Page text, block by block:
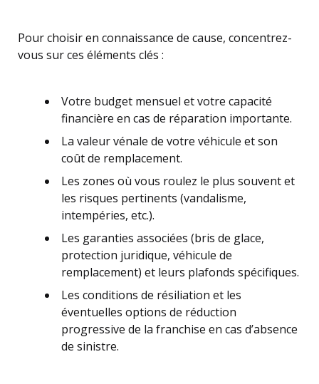
Pour choisir en connaissance de cause, concentrez-
vous sur ces éléments clés :
Votre budget mensuel et votre capacité
financière en cas de réparation importante.
La valeur vénale de votre véhicule et son
coût de remplacement.
Les zones où vous roulez le plus souvent et
les risques pertinents (vandalisme,
intempéries, etc.).
Les garanties associées (bris de glace,
protection juridique, véhicule de
remplacement) et leurs plafonds spécifiques.
Les conditions de résiliation et les
éventuelles options de réduction
progressive de la franchise en cas d’absence
de sinistre.